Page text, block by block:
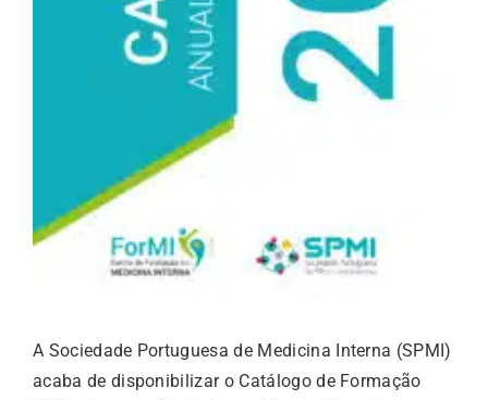
A Sociedade Portuguesa de Medicina Interna (SPMI)
acaba de disponibilizar o Catálogo de Formação